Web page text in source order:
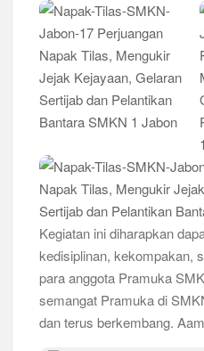
Kegiatan ini diharapkan
kedisiplinan, kekompakan,
para anggota Pramuka
semangat Pramuka di
dan terus berkembang.